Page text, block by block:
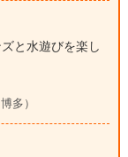
と水遊びを楽し
多）